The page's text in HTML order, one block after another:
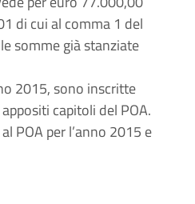
di cui al comma 1 del
somme già stanziate
2015, sono inscritte
capitoli del POA.
POA per l’anno 2015 e